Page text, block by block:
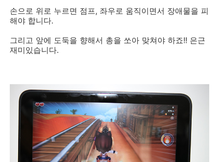
손으로 위로 누르면 점프, 좌우로 움직이면서 장애물을 피
해야 합니다.
그리고 앞에 도둑을 향해서 총을 쏘아 맞쳐야 하죠!! 은근
재미있습니다.